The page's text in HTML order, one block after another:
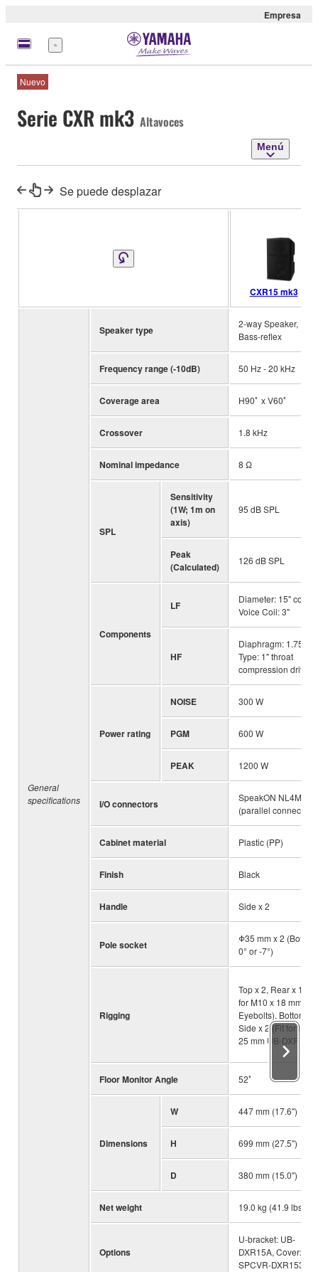
Empresa
Menú
Nuevo
Serie CXR mk3 Altavoces
Menú
Se puede desplazar
CXR15 mk3
General
specifications
Speaker type
2-way Speaker,
Bass-reflex
Frequency range (-10dB) 50 Hz - 20 kHz
Coverage area H90ﾟ x V60ﾟ
Crossover 1.8 kHz
Nominal impedance 8 Ω
SPL
Sensitivity
(1W; 1m on
axis)
95 dB SPL
Peak
(Calculated)
126 dB SPL
Components
LF
Diameter: 15" cone,
Voice Coil: 3"
HF
Diaphragm: 1.75",
Type: 1" throat
compression driver
Power rating
NOISE 300 W
PGM 600 W
PEAK 1200 W
I/O connectors
SpeakON NL4MP x
(parallel connected)
Cabinet material Plastic (PP)
Finish Black
Handle Side x 2
Pole socket
Φ35 mm x 2 (Bottom,
0° or -7°)
Rigging
Top x 2, Rear x 1 (Fit
for M10 x 18 mm
Eyebolts), Bottom x
Side x 2 (Fit for M8 x
25 mm UB-DXR15A)
Floor Monitor Angle 52ﾟ
Dimensions
W 447 mm (17.6")
H 699 mm (27.5")
D 380 mm (15.0")
Net weight 19.0 kg (41.9 lbs)
Options
U-bracket: UB-
DXR15A, Cover:
SPCVR-DXR153